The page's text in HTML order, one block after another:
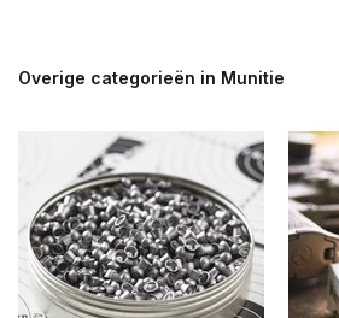
Overige categorieën in Munitie